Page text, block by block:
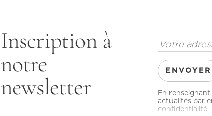
Inscription à
notre
newsletter
En
actualités par
confidentialité.